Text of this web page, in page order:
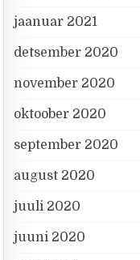
jaanuar 2021
detsember 2020
november 2020
oktoober 2020
september 2020
august 2020
juuli 2020
juuni 2020